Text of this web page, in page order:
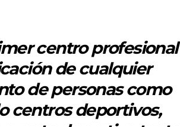
centro profesional
de cualquier
de personas como
centros deportivos,